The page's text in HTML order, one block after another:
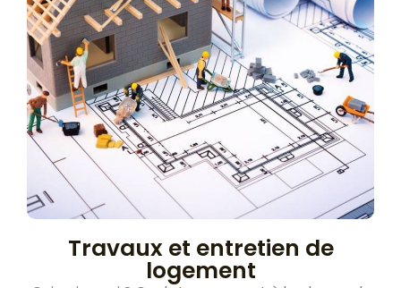
Travaux et entretien de
logement